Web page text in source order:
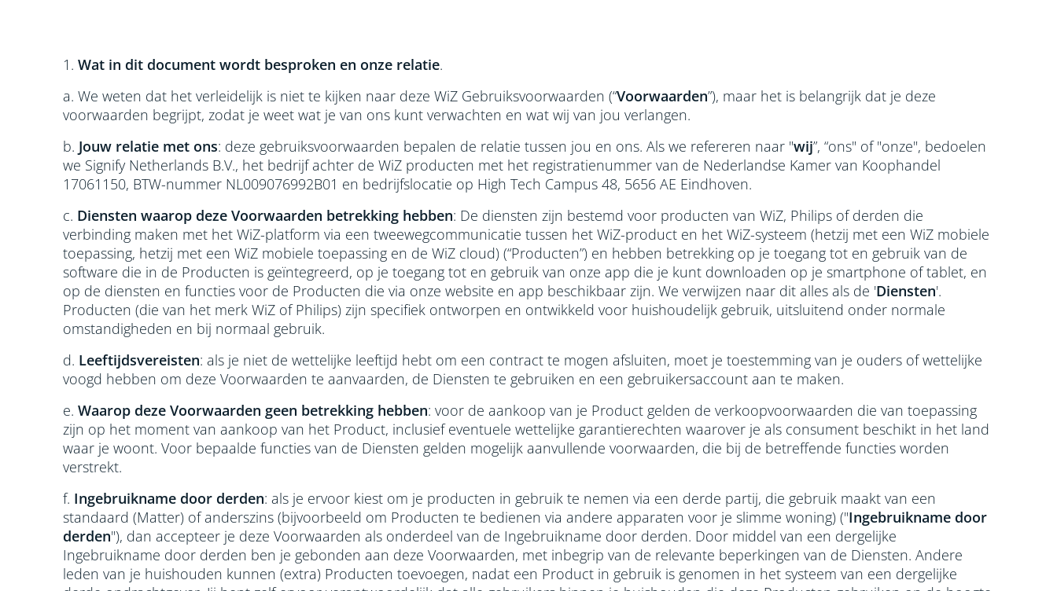
1. Wat in dit document wordt besproken en onze relatie.
a. We weten dat het verleidelijk is niet te kijken naar deze WiZ Gebruiksvoorwaarden (“Voorwaarden”), maar het is belangrijk dat je deze
voorwaarden begrijpt, zodat je weet wat je van ons kunt verwachten en wat wij van jou verlangen.
b. Jouw relatie met ons: deze gebruiksvoorwaarden bepalen de relatie tussen jou en ons. Als we refereren naar "wij”, “ons" of "onze", bedoelen
we Signify Netherlands B.V., het bedrijf achter de WiZ producten met het registratienummer van de Nederlandse Kamer van Koophandel
17061150, BTW-nummer NL009076992B01 en bedrijfslocatie op High Tech Campus 48, 5656 AE Eindhoven.
c. Diensten waarop deze Voorwaarden betrekking hebben: De diensten zijn bestemd voor producten van WiZ, Philips of derden die
verbinding maken met het WiZ-platform via een tweewegcommunicatie tussen het WiZ-product en het WiZ-systeem (hetzij met een WiZ mobiele
toepassing, hetzij met een WiZ mobiele toepassing en de WiZ cloud) (“Producten”) en hebben betrekking op je toegang tot en gebruik van de
software die in de Producten is geïntegreerd, op je toegang tot en gebruik van onze app die je kunt downloaden op je smartphone of tablet, en
op de diensten en functies voor de Producten die via onze website en app beschikbaar zijn. We verwijzen naar dit alles als de 'Diensten'.
Producten (die van het merk WiZ of Philips) zijn specifiek ontworpen en ontwikkeld voor huishoudelijk gebruik, uitsluitend onder normale
omstandigheden en bij normaal gebruik.
d. Leeftijdsvereisten: als je niet de wettelijke leeftijd hebt om een contract te mogen afsluiten, moet je toestemming van je ouders of wettelijke
voogd hebben om deze Voorwaarden te aanvaarden, de Diensten te gebruiken en een gebruikersaccount aan te maken.
e. Waarop deze Voorwaarden geen betrekking hebben: voor de aankoop van je Product gelden de verkoopvoorwaarden die van toepassing
zijn op het moment van aankoop van het Product, inclusief eventuele wettelijke garantierechten waarover je als consument beschikt in het land
waar je woont. Voor bepaalde functies van de Diensten gelden mogelijk aanvullende voorwaarden, die bij de betreffende functies worden
verstrekt.
f. Ingebruikname door derden: als je ervoor kiest om je producten in gebruik te nemen via een derde partij, die gebruik maakt van een
standaard (Matter) of anderszins (bijvoorbeeld om Producten te bedienen via andere apparaten voor je slimme woning) ("Ingebruikname door
derden"), dan accepteer je deze Voorwaarden als onderdeel van de Ingebruikname door derden. Door middel van een dergelijke
Ingebruikname door derden ben je gebonden aan deze Voorwaarden, met inbegrip van de relevante beperkingen van de Diensten. Andere
leden van je huishouden kunnen (extra) Producten toevoegen, nadat een Product in gebruik is genomen in het systeem van een dergelijke